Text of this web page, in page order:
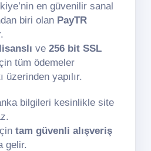
en güvenilir sanal
biri olan PayTR
ve 256 bit SSL
tüm ödemeler
üzerinden yapılır.
bilgileri kesinlikle site
tam güvenli alışveriş
gelir.